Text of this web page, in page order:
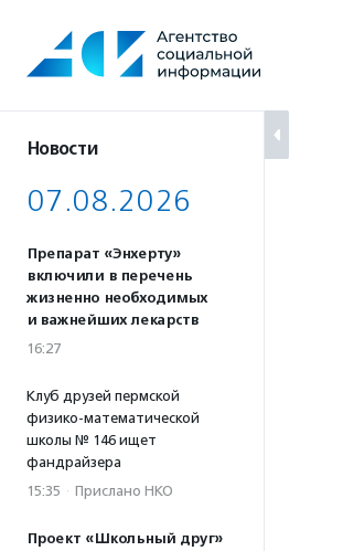
содержанию
Новости
07.08.2026
Препарат «Энхерту»
включили в перечень
жизненно необходимых
и важнейших лекарств
16:27
Клуб друзей пермской
физико-математической
школы № 146 ищет
фандрайзера
15:35 · Прислано НКО
Проект «Школьный друг»